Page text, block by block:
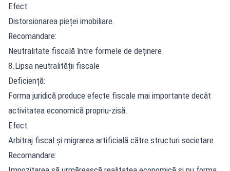
Efect:
Distorsionarea pieței imobiliare.
Recomandare:
Neutralitate fiscală între formele de deținere.
8.Lipsa neutralității fiscale
Deficiență:
Forma juridică produce efecte fiscale mai importante decât
activitatea economică propriu-zisă.
Efect:
Arbitraj fiscal și migrarea artificială către structuri societare.
Recomandare: